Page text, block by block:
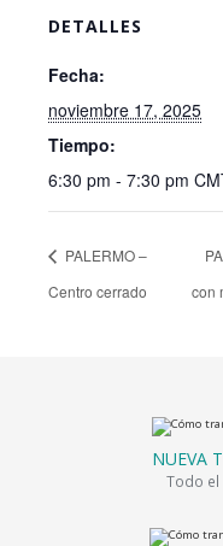
DETALLES
Fecha:
noviembre 17, 2025
Tiempo:
6:30 pm - 7:30 pm
PALERMO –
Centro cerrado
con
NUEVA
Todo el